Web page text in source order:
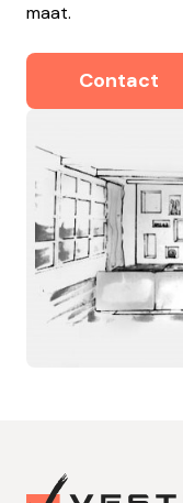
maat.
Contact